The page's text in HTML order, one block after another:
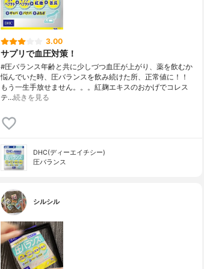
3.00
サプリで血圧対策！
#圧バランス年齢と共に少しづつ血圧が上がり、薬を飲むか
悩んでいた時、圧バランスを飲み続けた所、正常値に！！
もう一生手放せません。。。紅麹エキスのおかげでコレス
テ…続きを見る
DHC(ディーエイチシー)
圧バランス
シルシル